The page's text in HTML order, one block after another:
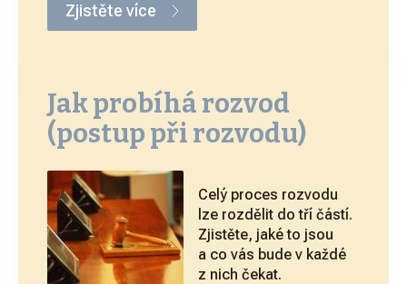
Zjistěte více
Jak probíhá rozvod
(postup při rozvodu)
Celý proces rozvodu
lze rozdělit do tří částí.
Zjistěte, jaké to jsou
a co vás bude v každé
z nich čekat.